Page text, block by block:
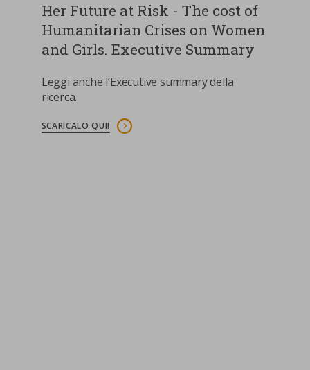
Her Future at Risk - The cost of
Humanitarian Crises on Women
and Girls. Executive Summary
Leggi anche l’Executive summary della
ricerca.
SCARICALO QUI!